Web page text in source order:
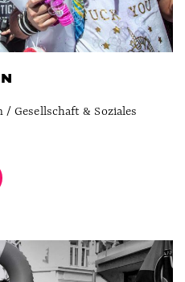
Gesellschaft & Soziales